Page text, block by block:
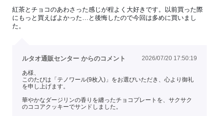
紅茶とチョコのあわさった感じが程よく大好きです。以前買った際
にもっと買えばよかった…と後悔したので今回は多めに買いまし
た。
ルタオ通販センター からのコメント 2026/07/20 17:50:19
あ様、
このたびは「テノワール(9枚入)」をお選びいただき、心より御礼
を申し上げます。
華やかなダージリンの香りを纏ったチョコプレートを、サクサク
のココアクッキーでサンドしました。